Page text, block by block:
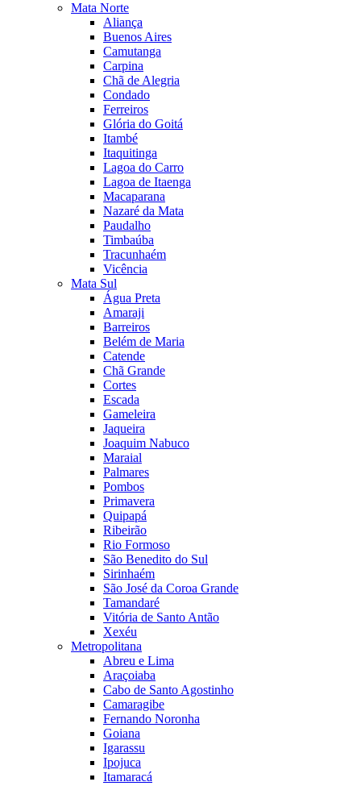
Mata Norte
Aliança
Buenos Aires
Camutanga
Carpina
Chã de Alegria
Condado
Ferreiros
Glória do Goitá
Itambé
Itaquitinga
Lagoa do Carro
Lagoa de Itaenga
Macaparana
Nazaré da Mata
Paudalho
Timbaúba
Tracunhaém
Vicência
Mata Sul
Água Preta
Amaraji
Barreiros
Belém de Maria
Catende
Chã Grande
Cortes
Escada
Gameleira
Jaqueira
Joaquim Nabuco
Maraial
Palmares
Pombos
Primavera
Quipapá
Ribeirão
Rio Formoso
São Benedito do Sul
Sirinhaém
São José da Coroa Grande
Tamandaré
Vitória de Santo Antão
Xexéu
Metropolitana
Abreu e Lima
Araçoiaba
Cabo de Santo Agostinho
Camaragibe
Fernando Noronha
Goiana
Igarassu
Ipojuca
Itamaracá